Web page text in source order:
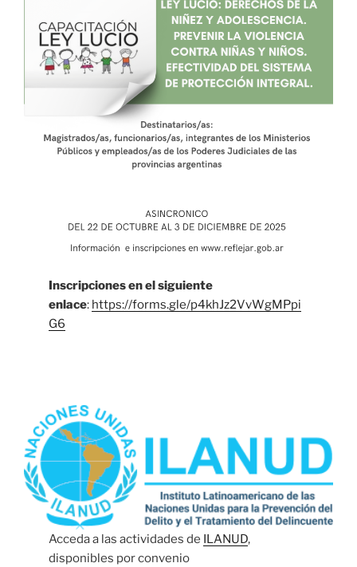
Inscripciones en el siguiente
enlace: https://forms.gle/p4khJz2VvWgMPpi
G6
Acceda a las actividades de ILANUD,
disponibles por convenio